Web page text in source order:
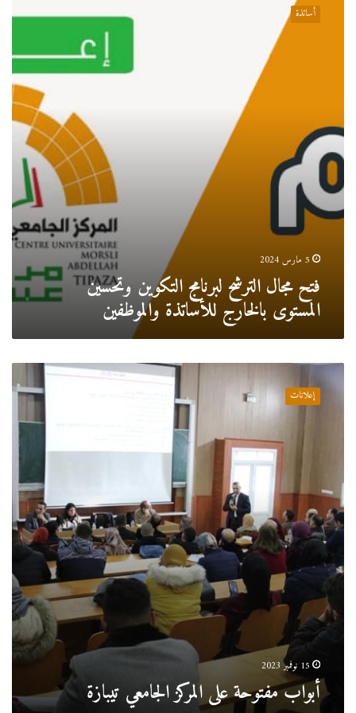
للأساتذة
والموظفين
أساتذة
5 مارس 2024
فتح مجال الترشح لبرنامج التكوين وتحسين
المستوى بالخارج للأساتذة والموظفين
أبواب
مفتوحة
على
إعلانات
15 نوفمبر 2023
أبواب مفتوحة على المركز الجامعي تيبازة